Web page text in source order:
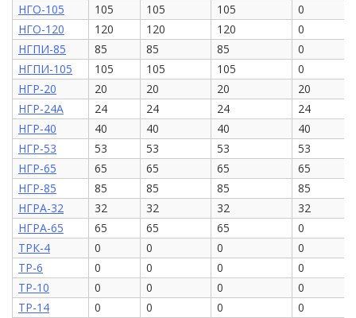
НГО-105
105 105 105
0
НГО-120
120 120 120
0
НГПИ-85
85 85 85
0
НГПИ-105
105 105 105
0
НГР-20
20 20 20
20
НГР-24А
24 24 24
24
НГР-40
40 40 40
40
НГР-53
53 53 53
53
НГР-65
65 65 65
65
НГР-85
85 85 85
85
НГРА-32
32 32 32
32
НГРА-65
65 65 65
0
ТРК-4
0 0 0
0
ТР-6
0 0 0
0
ТР-10
0 0 0
0
ТР-14
0 0 0
0